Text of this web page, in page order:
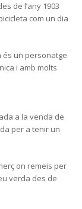
de l’any 1903
com un dia
és un personatge
i amb molts
a la venda de
per a tenir un
on remeis per
verda des de